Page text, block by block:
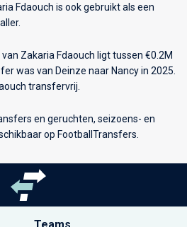
Fdaouch is ook gebruikt als een
Zakaria Fdaouch ligt tussen €0.2M
was van Deinze naar Nancy in 2025.
transfervrij.
en geruchten, seizoens- en
op FootballTransfers.